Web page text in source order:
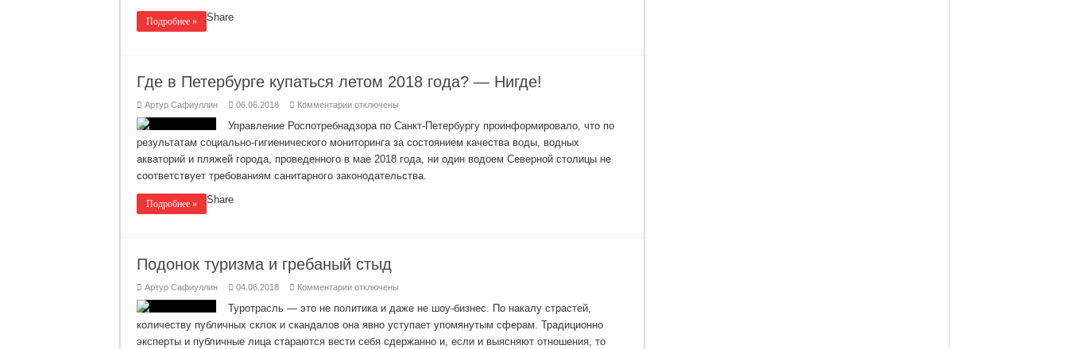
Подробнее » Share
Где в Петербурге купаться летом 2018 года? — Нигде!
Артур Сафиуллин 06.06.2018 Комментариик
Где
в
Петербурге
купаться
летом
года?
отключены
Управление Роспотребнадзора по Санкт-Петербургу проинформировало, что по
результатам социально-гигиенического мониторинга за состоянием качества воды, водных
акваторий и пляжей города, проведенного в мае 2018 года, ни один водоем Северной столицы не
соответствует требованиям санитарного законодательства.
Подробнее » Share
Подонок туризма и гребаный стыд
Артур Сафиуллин 04.06.2018 Комментариик
Подонок
туризма
и
гребаный
стыд
отключены
Туротрасль — это не политика и даже не шоу-бизнес. По накалу страстей,
количеству публичных склок и скандалов она явно уступает упомянутым сферам. Традиционно
эксперты и публичные лица стараются вести себя сдержанно и, если и выясняют отношения, то